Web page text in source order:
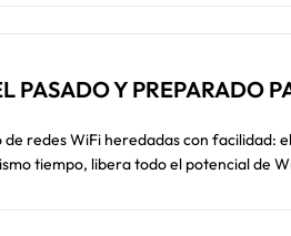
PASADO Y PREPARADO
de redes WiFi heredadas con facilidad:
tiempo, libera todo el potencial de